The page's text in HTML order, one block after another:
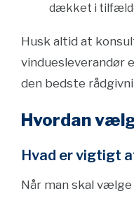
dækket i
Husk altid at
vinduesleverandør
den bedste
Hvordan
Hvad er vigtigt
Når man skal